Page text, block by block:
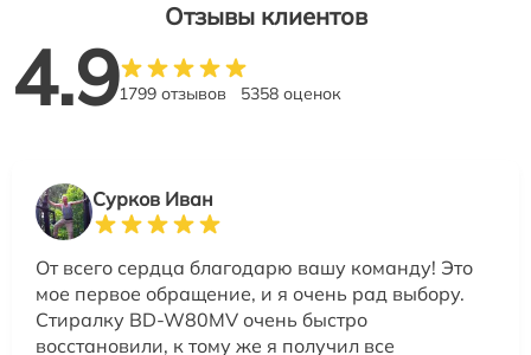
Отзывы клиентов
4.91799 отзывов 5358 оценок
Сурков Иван
От всего сердца благодарю вашу команду! Это
мое первое обращение, и я очень рад выбору.
Стиралку BD-W80MV очень быстро
восстановили, к тому же я получил все